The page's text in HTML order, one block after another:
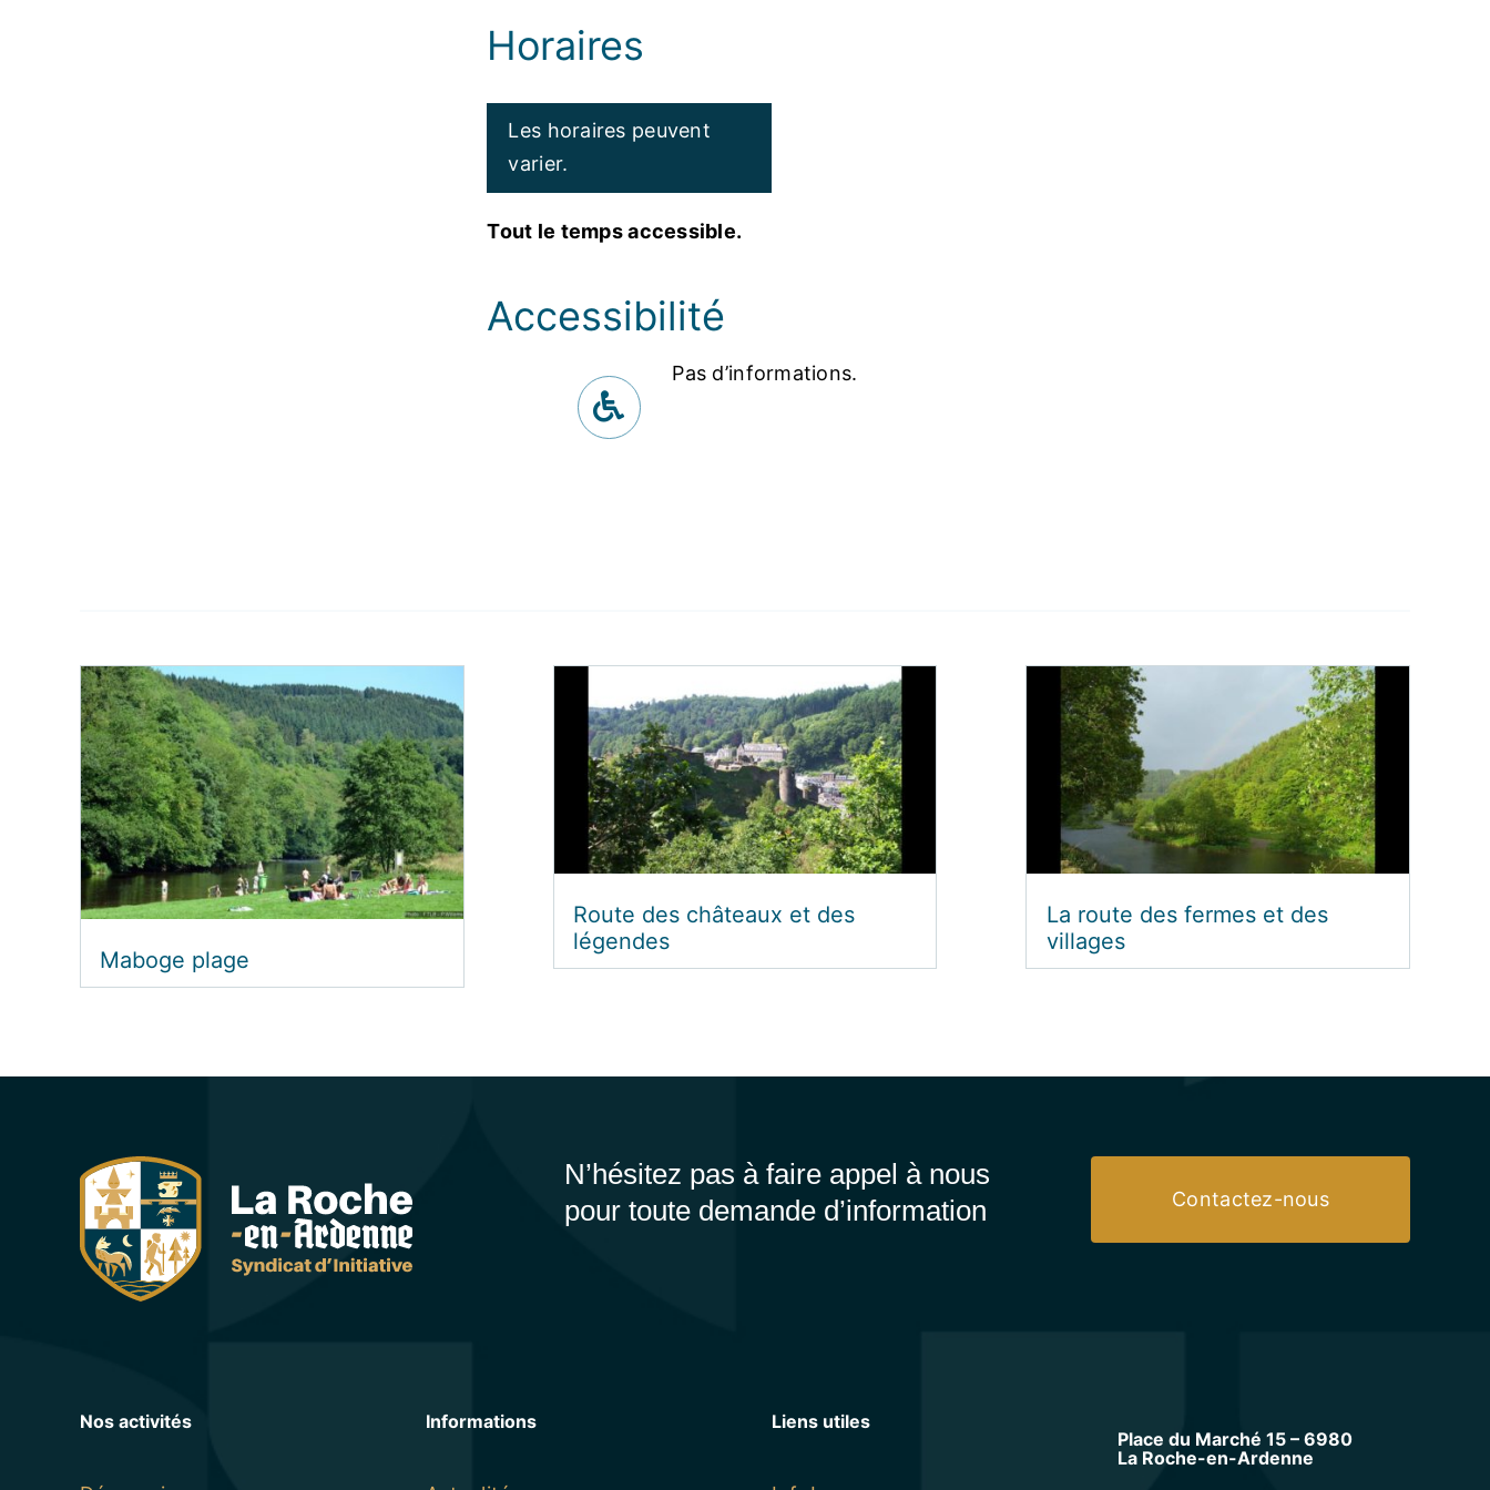
Horaires
Les horaires peuvent
varier.
Tout le temps accessible.
Accessibilité
Pas d’informations.
Maboge plage
Route des châteaux et des
légendes
La route des fermes et des
villages
N’hésitez pas à faire appel à nous
pour toute demande d’information
Contactez-nous
Nos activités Informations Liens utiles
Place du Marché 15 – 6980
La Roche-en-Ardenne